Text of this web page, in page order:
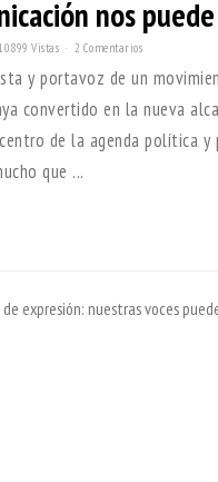
nos
10899 Vistas 2 Comentarios
y portavoz de un
convertido en la nueva
de la agenda política
que ...
expresión: nuestras voces